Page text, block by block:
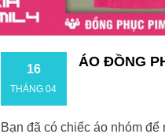
16
THÁNG 04
ÁO ĐỒNG
Bạn đã có chiếc áo nhóm để